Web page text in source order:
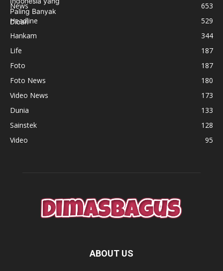
News
653
Headline
529
Hankam
344
Life
187
Foto
187
Foto News
180
Video News
173
Dunia
133
Sainstek
128
Video
95
ABOUT US